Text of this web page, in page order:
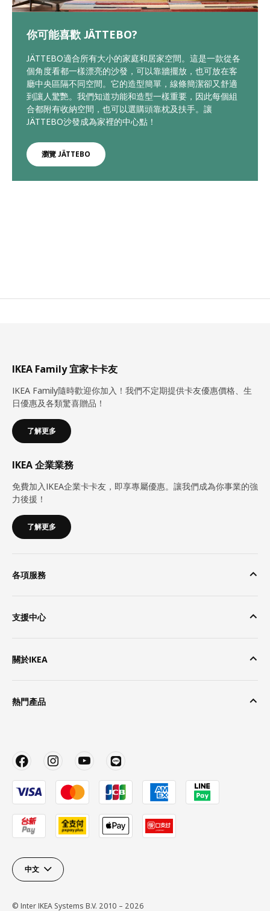
你可能喜歡 JÄTTEBO?
JÄTTEBO適合所有大小的家庭和居家空間。這是一款從各
個角度看都一樣漂亮的沙發，可以靠牆擺放，也可放在客
廳中央區隔不同空間。它的造型簡單，線條簡潔卻又舒適
到讓人驚艷。我們知道功能和造型一樣重要，因此每個組
合都附有收納空間，也可以選購頭靠枕及扶手。讓
JÄTTEBO沙發成為家裡的中心點！
瀏覽 JÄTTEBO
IKEA Family 宜家卡卡友
IKEA Family隨時歡迎你加入！我們不定期提供卡友優惠價格、生
日優惠及各類驚喜贈品！
了解更多
IKEA 企業業務
免費加入IKEA企業卡卡友，即享專屬優惠。讓我們成為你事業的強
力後援！
了解更多
各項服務
支援中心
關於IKEA
熱門產品
中文
© Inter IKEA Systems B.V. 2010 – 2026